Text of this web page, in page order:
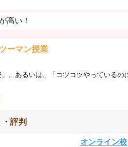
高い！
ーマン授業
、あるいは、「コツコツやっている
評判
オンライン校